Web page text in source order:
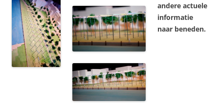
andere actuele
informatie
naar beneden.